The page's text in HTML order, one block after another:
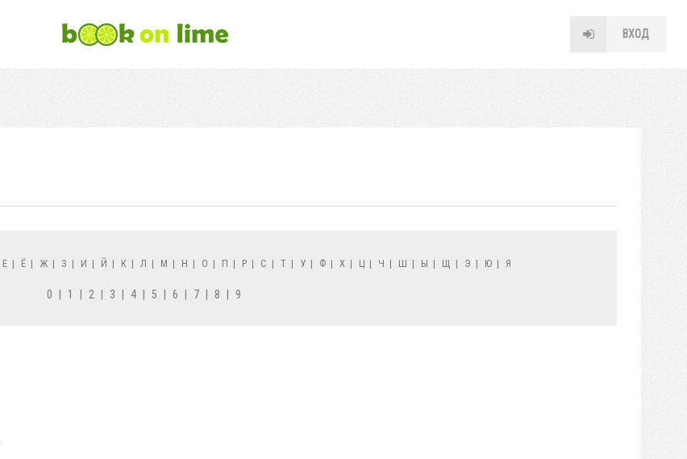
ВХОД
Е | Ё | Ж | З | И | Й | К | Л | М | Н | О | П | Р | С | Т | У | Ф | Х | Ц | Ч | Ш | Ы | Щ | Э | Ю | Я
0 1 2 3 4 5 6 7 8 9